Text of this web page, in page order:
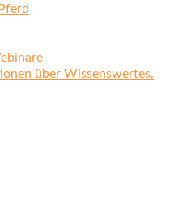
über Wissenswertes.